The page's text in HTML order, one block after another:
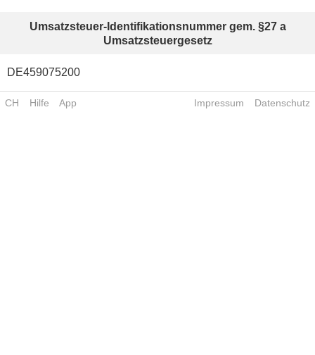
Umsatzsteuer-Identifikationsnummer gem. §27 a
Umsatzsteuergesetz
DE459075200
CH Hilfe App Impressum Datenschutz